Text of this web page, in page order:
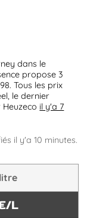
dans le
propose 3
Tous les prix
le dernier
il y'a 7
il y'a 10 minutes.
L